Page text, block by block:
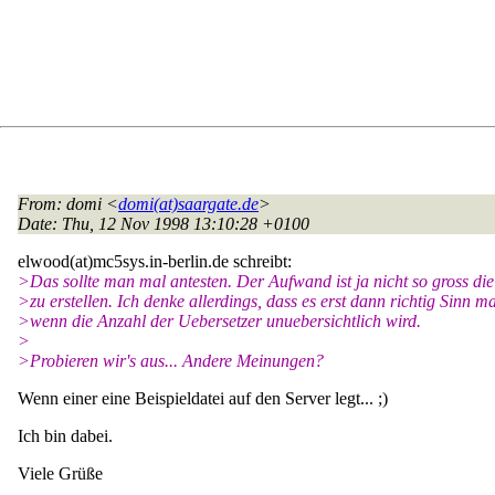
From: domi <domi(at)saargate.de>
Date: Thu, 12 Nov 1998 13:10:28 +0100
elwood(at)mc5sys.in-berlin.de schreibt:
>Das sollte man mal antesten. Der Aufwand ist ja nicht so gross
>zu erstellen. Ich denke allerdings, dass es erst dann richtig Sinn
>wenn die Anzahl der Uebersetzer unuebersichtlich wird.
>
>Probieren wir's aus... Andere Meinungen?
Wenn einer eine Beispieldatei auf den Server legt... ;)
Ich bin dabei.
Viele Grüße